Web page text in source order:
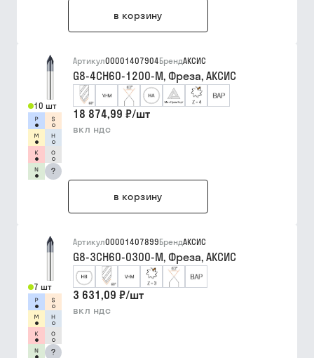
в корзину
10 шт
?
Артикул00001407904БрендАКСИС
G8-4CH60-1200-M, Фреза, АКСИС
18 874,99 ₽/шт
вкл ндс
в корзину
7 шт
?
Артикул00001407899БрендАКСИС
G8-3CH60-0300-M, Фреза, АКСИС
3 631,09 ₽/шт
вкл ндс